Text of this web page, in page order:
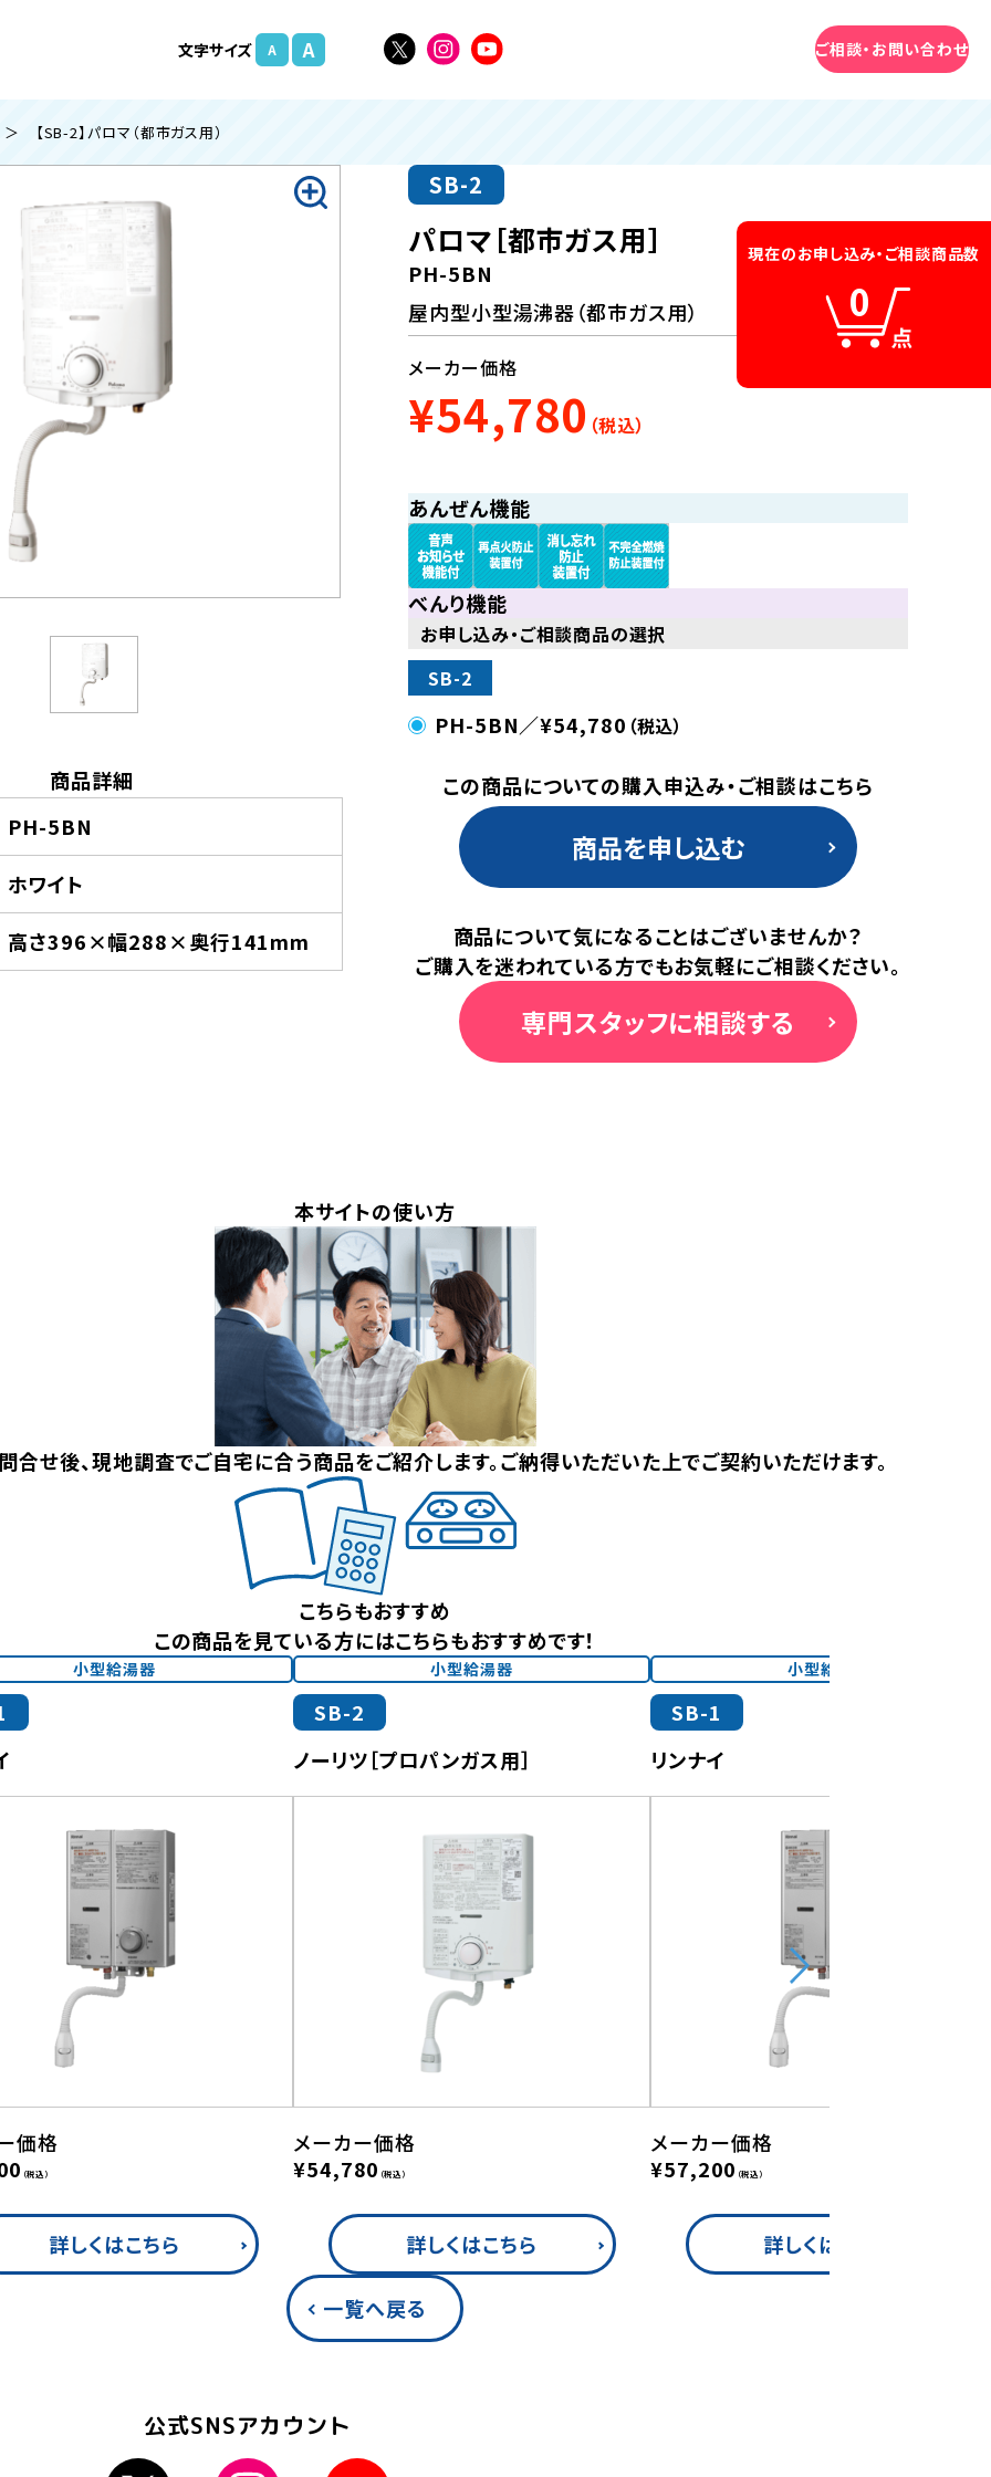
文字サイズ A A ご相談・お問い合わせ
現在のお申し込み・ ご相談商品数
0
＞ 【SB-2】パロマ（都市ガス用）
商品詳細
PH-5BN
ホワイト
高さ396×幅288×奥行141mm
SB-2
パロマ［都市ガス用］
PH-5BN
屋内型小型湯沸器（都市ガス用）
メーカー価格
¥54,780 （税込）
あんぜん機能
べんり機能
お申し込み・ご相談商品の選択
SB-2
PH-5BN／¥54,780 （税込）
この商品についての購入申込み・ご相談はこちら
商品を申し込む
商品について気になることはございませんか？
ご購入を迷われている方でもお気軽にご相談ください。
専門スタッフに相談する
本サイトの使い方
合せ後、現地調査でご自宅に合う商品をご紹介します。ご納得いただいた上でご契約いただけます。
こちらもおすすめ
この商品を見ている方にはこちらもおすすめです！
小型給湯器
価格
（税込）
詳しくはこちら
小型給湯器
SB-2
ノーリツ［プロパンガス用］
メーカー価格
¥54,780 （税込）
詳しくはこちら
小型給湯器
SB-1
リンナイ
メーカー価格
¥57,200 （税込）
詳しくはこちら
一覧へ戻る
公式SNSアカウント